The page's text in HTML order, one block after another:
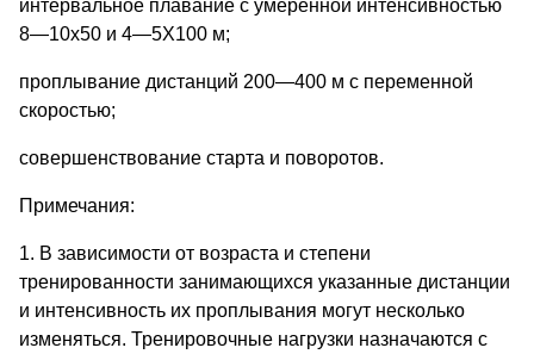
интервальное плавание с умеренной интенсивностью
8—10x50 и 4—5X100 м;
проплывание дистанций 200—400 м с переменной
скоростью;
совершенствование старта и поворотов.
Примечания:
1. В зависимости от возраста и степени
тренированности занимающихся указанные дистанции
и интенсивность их проплывания могут несколько
изменяться. Тренировочные нагрузки назначаются с